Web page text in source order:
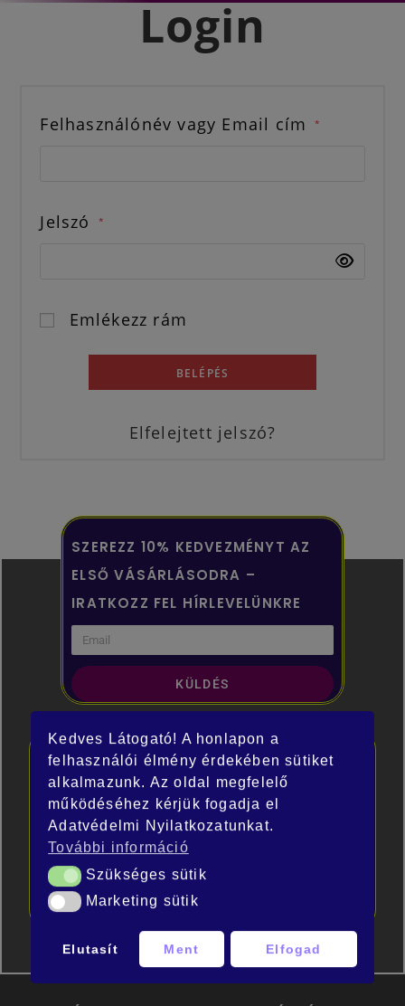
Login
Felhasználónév vagy Email cím *
Jelszó *
Emlékezz rám
BELÉPÉS
Elfelejtett jelszó?
SZEREZZ 10% KEDVEZMÉNYT AZ
ELSŐ VÁSÁRLÁSODRA –
IRATKOZZ FEL HÍRLEVELÜNKRE
KÜLDÉS
PRECÍZ
ÜGYFÉLSZOLGÁLAT
14 NAPOS VISSZAKÜLDÉS
KIEMELKEDŐ MINŐSÉG
Kedves Látogató! A honlapon a
felhasználói élmény érdekében sütiket
alkalmazunk. Az oldal megfelelő
működéséhez kérjük fogadja el
Adatvédelmi Nyilatkozatunkat.
További információ
Szükséges sütik
Szükséges sütik
Marketing sütik
Marketing sütik
Elutasít Ment Elfogad